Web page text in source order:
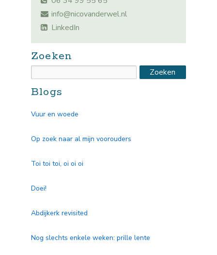
info@nicovanderwel.nl
LinkedIn
Zoeken
Blogs
Vuur en woede
Op zoek naar al mijn voorouders
Toi toi toi, oi oi oi
Doei!
Abdijkerk revisited
Nog slechts enkele weken: prille lente